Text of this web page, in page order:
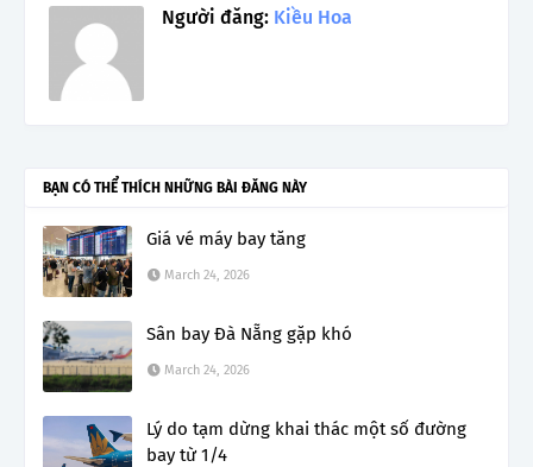
Người đăng: Kiều Hoa
BẠN CÓ THỂ THÍCH NHỮNG BÀI ĐĂNG NÀY
Giá vé máy bay tăng
March 24, 2026
Sân bay Đà Nẵng gặp khó
March 24, 2026
Lý do tạm dừng khai thác một số đường
bay từ 1/4